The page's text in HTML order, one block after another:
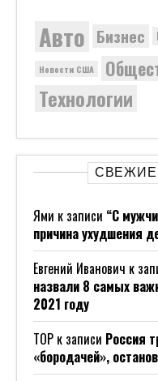
Авто Бизнес
Новости США
Технологии
СВЕЖИЕ
Ями к записи “С
причина ухудшения
Евгений Иванович к
назвали 8 самых
2021 году
ТОР к записи Россия
«бородачей»,